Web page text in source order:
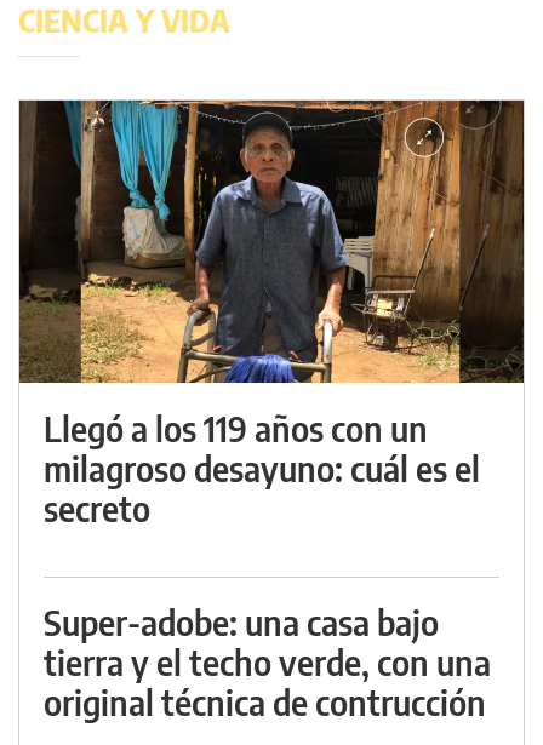
CIENCIA Y VIDA
Llegó a los 119 años con un
milagroso desayuno: cuál es el
secreto
Super-adobe: una casa bajo
tierra y el techo verde, con una
original técnica de contrucción